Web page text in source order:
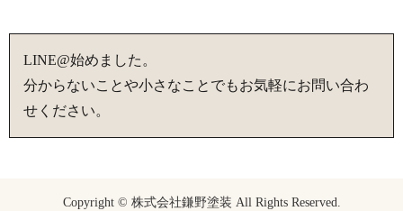
LINE@始めました。
分からないことや小さなことでもお気軽にお問い合わ
せください。
Copyright © 株式会社鎌野塗装 All Rights Reserved.